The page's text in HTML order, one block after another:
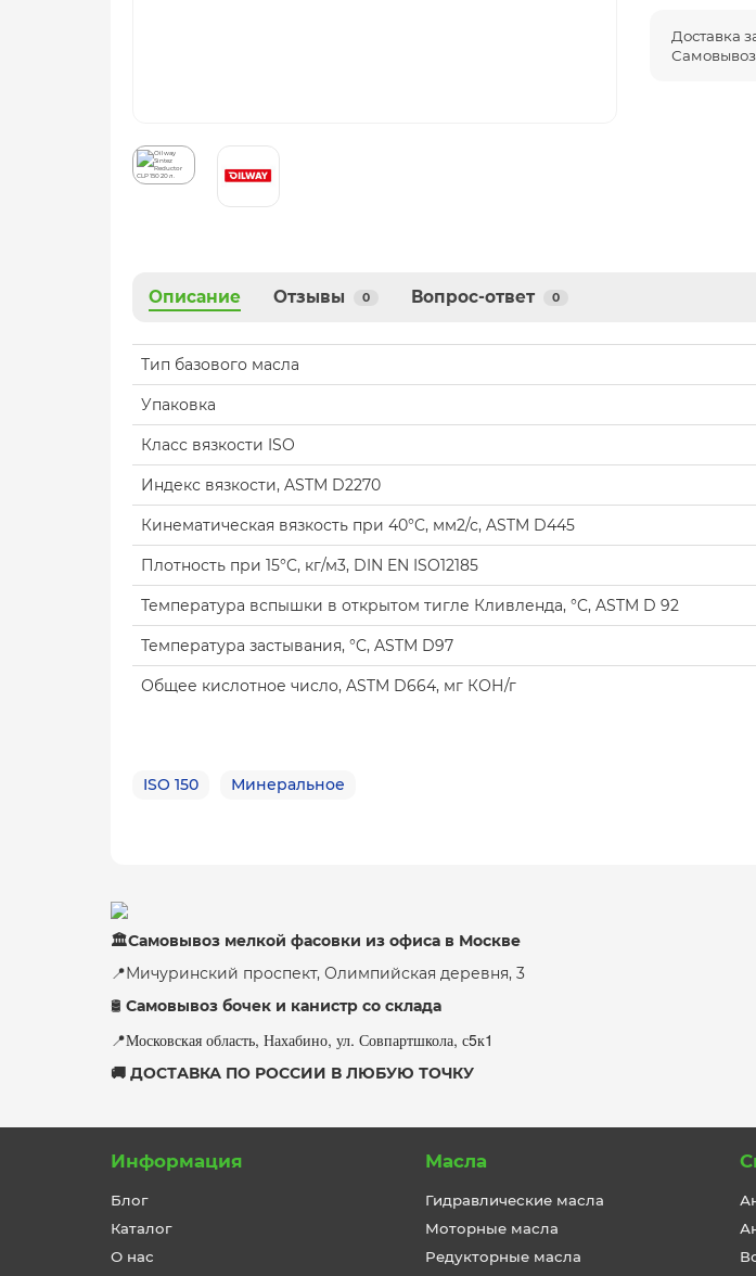
Доставка
Самовывоз
Описание Отзывы 0 Вопрос-ответ 0
Тип базового масла
Упаковка
Класс вязкости ISO
Индекс вязкости, ASTM D2270
Кинематическая вязкость при 40°C, мм2/с, ASTM D445
Плотность при 15°C, кг/м3, DIN EN ISO12185
Температура вспышки в открытом тигле Кливленда, °C, ASTM D 92
Температура застывания, °C, ASTM D97
Общее кислотное число, ASTM D664, мг КОН/г
ISO 150 Минеральное
🏛Самовывоз мелкой фасовки из офиса в Москве
📍Мичуринский проспект, Олимпийская деревня, 3
🛢 Самовывоз бочек и канистр со склада
📍Московская область, Нахабино, ул. Совпартшкола, с5к1
🚚 ДОСТАВКА ПО РОССИИ В ЛЮБУЮ ТОЧКУ
Информация
Блог
Каталог
О нас
Масла
Гидравлические масла
Моторные масла
Редукторные масла